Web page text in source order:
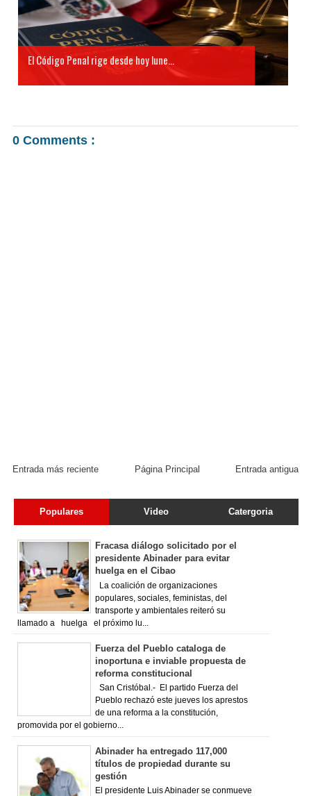
El Código Penal rige desde hoy lune...
0 Comments :
Entrada más reciente Entrada antigua
Página Principal
Populares Video Catergoria
Fracasa diálogo solicitado por el
presidente Abinader para evitar
huelga en el Cibao
La coalición de organizaciones
populares, sociales, feministas, del
transporte y ambientales reiteró su
llamado a huelga el próximo lu...
Fuerza del Pueblo cataloga de
inoportuna e inviable propuesta de
reforma constitucional
San Cristóbal.- El partido Fuerza del
Pueblo rechazó este jueves los aprestos
de una reforma a la constitución,
promovida por el gobierno...
Abinader ha entregado 117,000
títulos de propiedad durante su
gestión
El presidente Luis Abinader se conmueve